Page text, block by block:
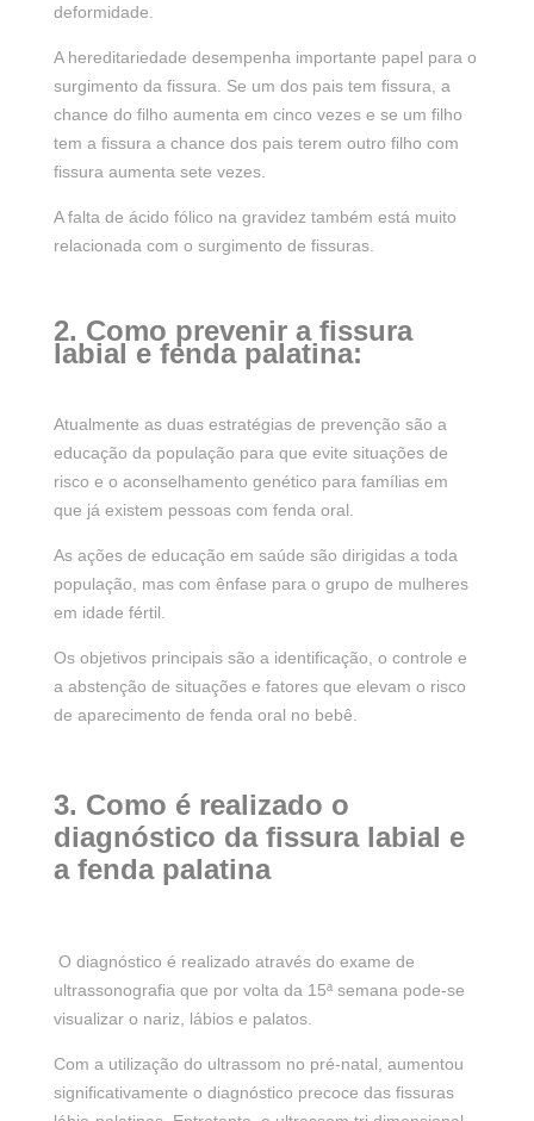
deformidade.
A hereditariedade desempenha importante papel para o
surgimento da fissura. Se um dos pais tem fissura, a
chance do filho aumenta em cinco vezes e se um filho
tem a fissura a chance dos pais terem outro filho com
fissura aumenta sete vezes.
A falta de ácido fólico na gravidez também está muito
relacionada com o surgimento de fissuras.
2. Como prevenir a fissura
labial e fenda palatina:
Atualmente as duas estratégias de prevenção são a
educação da população para que evite situações de
risco e o aconselhamento genético para famílias em
que já existem pessoas com fenda oral.
As ações de educação em saúde são dirigidas a toda
população, mas com ênfase para o grupo de mulheres
em idade fértil.
Os objetivos principais são a identificação, o controle e
a abstenção de situações e fatores que elevam o risco
de aparecimento de fenda oral no bebê.
3. Como é realizado o
diagnóstico da fissura labial e
a fenda palatina
O diagnóstico é realizado através do exame de
ultrassonografia que por volta da 15ª semana pode-se
visualizar o nariz, lábios e palatos.
Com a utilização do ultrassom no pré-natal, aumentou
significativamente o diagnóstico precoce das fissuras